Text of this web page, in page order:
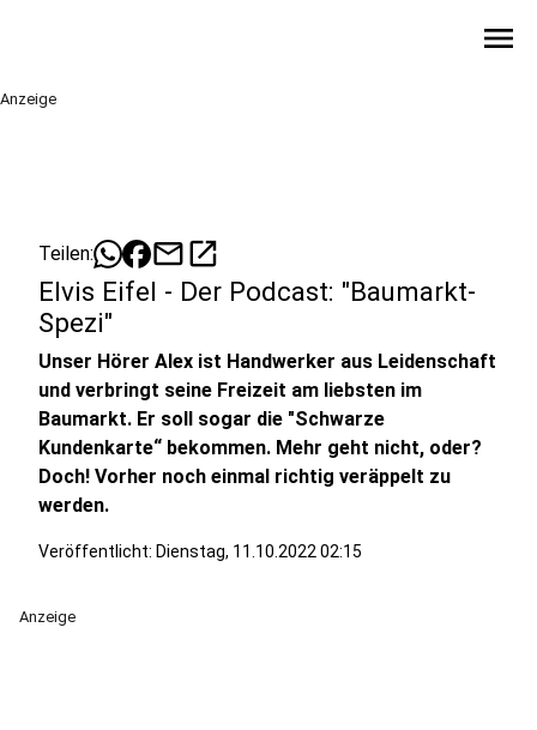
menu
Anzeige
Teilen: mailopen_in_new
Elvis Eifel - Der Podcast: "Baumarkt-
Spezi"
Unser Hörer Alex ist Handwerker aus Leidenschaft
und verbringt seine Freizeit am liebsten im
Baumarkt. Er soll sogar die "Schwarze
Kundenkarte“ bekommen. Mehr geht nicht, oder?
Doch! Vorher noch einmal richtig veräppelt zu
werden.
Veröffentlicht: Dienstag, 11.10.2022 02:15
Anzeige